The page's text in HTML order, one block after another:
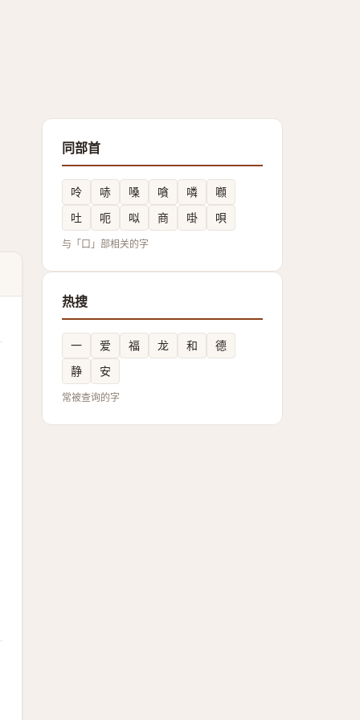
同部首
呤 哧 嗓 嗿 噒
㘖
吐
呃 㕽 商 啩 唄
与「口」部相关的字
热搜
一 爱 福 龙 和
德
静
安
常被查询的字